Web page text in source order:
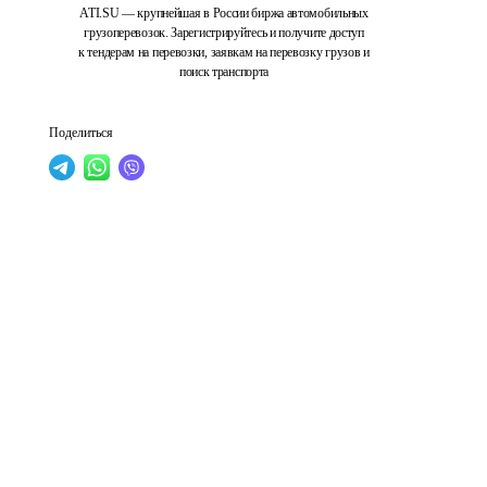
ATI.SU — крупнейшая в России биржа автомобильных
грузоперевозок. Зарегистрируйтесь и получите доступ
к тендерам на перевозки, заявкам на перевозку грузов и
поиск транспорта
Поделиться